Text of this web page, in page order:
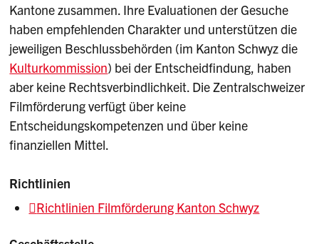
Kantone zusammen. Ihre Evaluationen der Gesuche
haben empfehlenden Charakter und unterstützen die
jeweiligen Beschlussbehörden (im Kanton Schwyz die
Kulturkommission) bei der Entscheidfindung, haben
aber keine Rechtsverbindlichkeit. Die Zentralschweizer
Filmförderung verfügt über keine
Entscheidungskompetenzen und über keine
finanziellen Mittel.
Richtlinien
Richtlinien Filmförderung Kanton Schwyz